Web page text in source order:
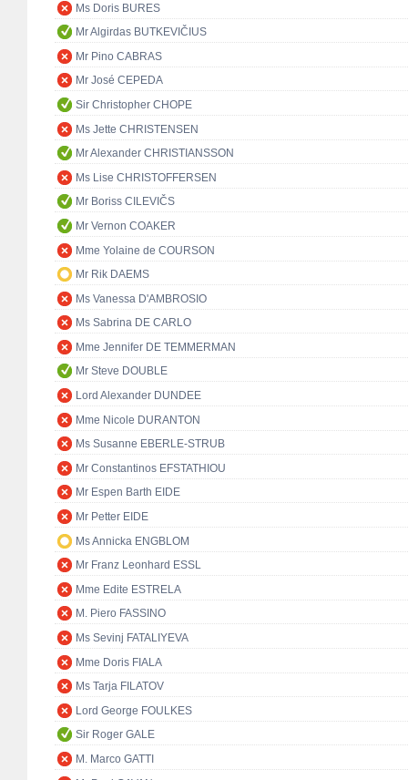
Ms Doris BURES
Mr Algirdas BUTKEVIČIUS
Mr Pino CABRAS
Mr José CEPEDA
Sir Christopher CHOPE
Ms Jette CHRISTENSEN
Mr Alexander CHRISTIANSSON
Ms Lise CHRISTOFFERSEN
Mr Boriss CILEVIČS
Mr Vernon COAKER
Mme Yolaine de COURSON
Mr Rik DAEMS
Ms Vanessa D'AMBROSIO
Ms Sabrina DE CARLO
Mme Jennifer DE TEMMERMAN
Mr Steve DOUBLE
Lord Alexander DUNDEE
Mme Nicole DURANTON
Ms Susanne EBERLE-STRUB
Mr Constantinos EFSTATHIOU
Mr Espen Barth EIDE
Mr Petter EIDE
Ms Annicka ENGBLOM
Mr Franz Leonhard ESSL
Mme Edite ESTRELA
M. Piero FASSINO
Ms Sevinj FATALIYEVA
Mme Doris FIALA
Ms Tarja FILATOV
Lord George FOULKES
Sir Roger GALE
M. Marco GATTI